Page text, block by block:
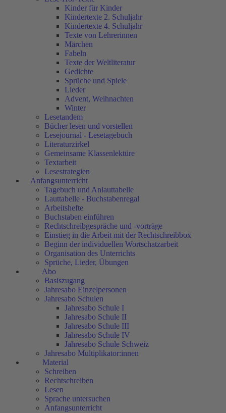
Kinder für Kinder
Kindertexte 2. Schuljahr
Kindertexte 4. Schuljahr
Texte von Lehrerinnen
Märchen
Fabeln
Texte der Weltliteratur
Gedichte
Sprüche und Spiele
Lieder
Advent, Weihnachten
Winter
Lesetandem
Bücher lesen und vorstellen
Lesejournal - Lesetagebuch
Literaturzirkel
Gemeinsame Klassenlektüre
Textarbeit
Lesestrategien
Anfangsunterricht
Tagebuch und Anlauttabelle
Lauttabelle - Buchstabenregal
Arbeitshefte
Buchstaben einführen
Rechtschreibgespräche und -vorträge
Einstieg in die Arbeit mit der Rechtschreibbox
Beginn der individuellen Wortschatzarbeit
Organisation des Unterrichts
Sprüche, Lieder, Übungen
Abo
Basiszugang
Jahresabo Einzelpersonen
Jahresabo Schulen
Jahresabo Schule I
Jahresabo Schule II
Jahresabo Schule III
Jahresabo Schule IV
Jahresabo Schule Schweiz
Jahresabo Multiplikator:innen
Material
Schreiben
Rechtschreiben
Lesen
Sprache untersuchen
Anfangsunterricht